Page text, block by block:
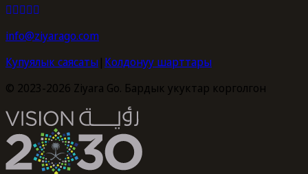
info@ziyarago.com
Купуялык саясаты| Колдонуу шарттары
© 2023-2026 Ziyara Go. Бардык укуктар корголгон